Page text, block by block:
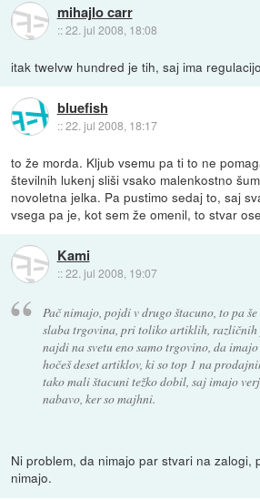
mihajlo carr
::22. jul 2008, 18:08
itak twelvw hundred je tih, saj ima
bluefish
::22. jul 2008, 18:17
to že morda. Kljub vsemu pa ti to ne
številnih lukenj sliši vsako malenkostno
novoletna jelka. Pa pustimo sedaj to, saj
vsega pa je, kot sem že omenil, to stvar
Kami
::22. jul 2008, 19:07
Pač nimajo, pojdi v drugo štacuno, to pa še
slaba trgovina, pri toliko artiklih, različnih
najdi na svetu eno samo trgovino, da
hočeš deset artiklov, ki so top 1 na
tako mali štacuni težko dobil, saj imajo
nabavo, ker so majhni.
Ni problem, da nimajo par stvari na zalogi,
nimajo.